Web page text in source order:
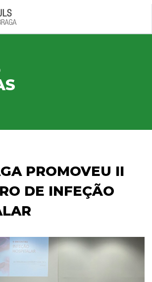
principal
PROMOVEU II
DE INFEÇÃO